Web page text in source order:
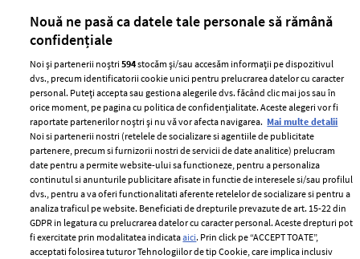
ELLE Style Awards
2024
Despre ELLE
Romania
Contact
Termeni si conditii
Politica de
confidențialitate
Politica de cookies
Publicitate
Nouă ne pasă ca datele tale personale să rămână
confidențiale
Noi și partenerii noștri594stocăm și/sau accesăm informații pe dispozitivul
dvs., precum identificatorii cookie unici pentru prelucrarea datelor cu caracter
personal. Puteți accepta sau gestiona alegerile dvs. făcând clic mai jos sau în
orice moment, pe pagina cu politica de confidențialitate. Aceste alegeri vor fi
raportate partenerilor noștri și nu vă vor afecta navigarea. Mai multe detalii
Noi si partenerii nostri (retelele de socializare si agentiile de publicitate
partenere, precum si furnizorii nostri de servicii de date analitice) prelucram
date pentru a permite website-ului sa functioneze, pentru a personaliza
continutul si anunturile publicitare afisate in functie de interesele si/sau profilul
dvs., pentru a va oferi functionalitati aferente retelelor de socializare si pentru a
analiza traficul pe website. Beneficiati de drepturile prevazute de art. 15-22 din
GDPR in legatura cu prelucrarea datelor cu caracter personal. Aceste drepturi pot
fi exercitate prin modalitatea indicataaici. Prin click pe “ACCEPT TOATE”,
acceptati folosirea tuturor Tehnologiilor de tip Cookie, care implica inclusiv